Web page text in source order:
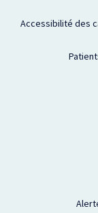
Accessibilité des